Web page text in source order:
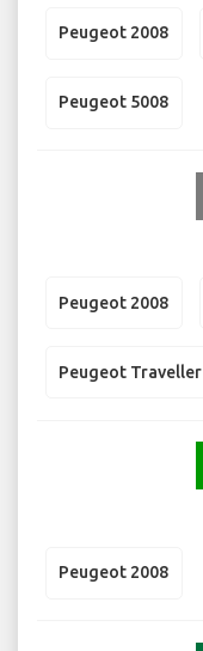
Peugeot 2008
Peugeot 5008
Peugeot 2008
Peugeot Traveller
Peugeot 2008